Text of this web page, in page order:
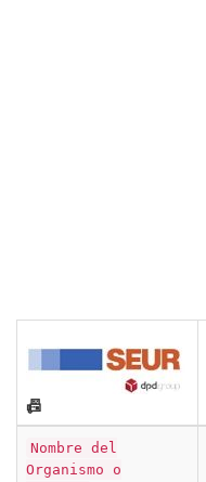
📠
Nombre del
Organismo o